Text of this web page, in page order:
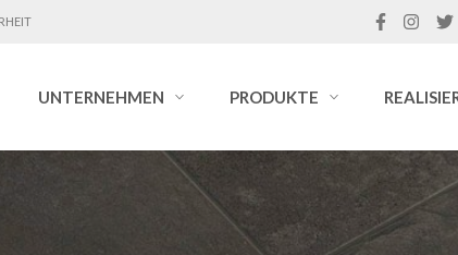
UNTERNEHMEN PRODUKTE